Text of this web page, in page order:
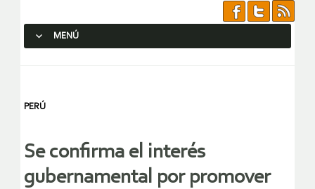
MENÚ
PERÚ
Se confirma el interés
gubernamental por promover